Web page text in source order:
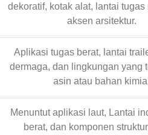
dekoratif, kotak alat, lantai tugas
aksen arsitektur.
Aplikasi tugas berat, lantai
dermaga, dan lingkungan yang
asin atau bahan
Menuntut aplikasi laut, Lantai
berat, dan komponen